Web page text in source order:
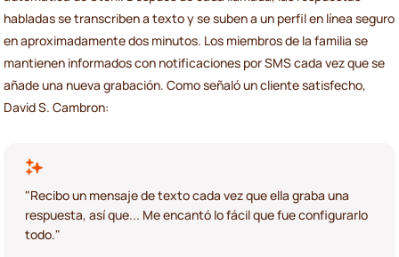
habladas se transcriben a texto y se suben a un perfil en línea seguro
en aproximadamente dos minutos. Los miembros de la familia se
mantienen informados con notificaciones por SMS cada vez que se
añade una nueva grabación. Como señaló un cliente satisfecho,
David S. Cambron:
"Recibo un mensaje de texto cada vez que ella graba una
respuesta, así que... Me encantó lo fácil que fue configurarlo
todo."